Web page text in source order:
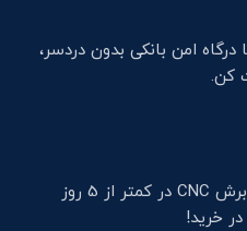
امن بانکی بدون دردسر،
کن.
ارسال سفارشات نئون و برش CNC در کمتر از 5 روز
خرید!